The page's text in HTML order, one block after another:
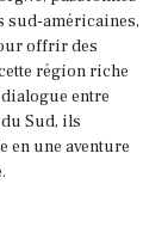
sud-américaines,
offrir des
région riche
entre
Sud, ils
en une aventure